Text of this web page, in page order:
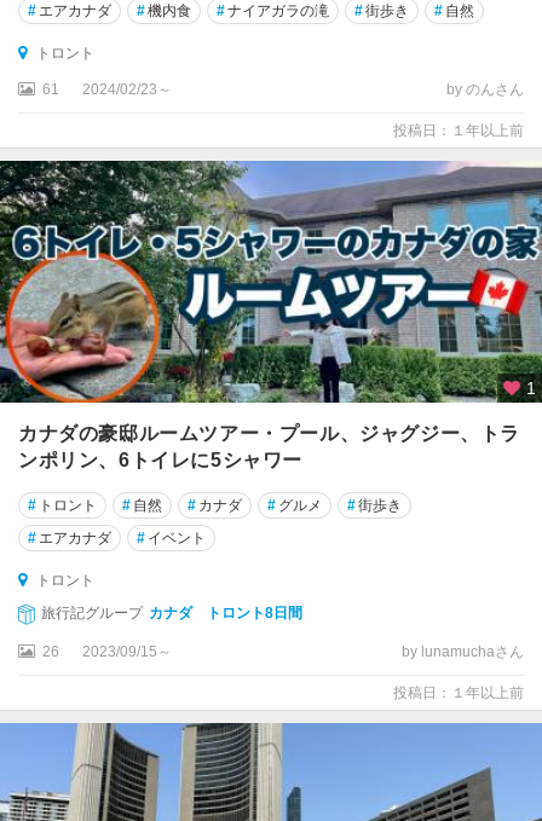
ウ
ィ
ア
ズ
・
レ
イ
ク
ウ
ィ
ン
ザ
ー
ウ
ー
タ
ー
ト
ン
周
モ
ン
# エアカナダ #機内食 #ナイアガラの滝 #街歩き # 自然
トロント
61 2024/02/23～ by のんさん
投稿日：１年以上前
1
カナダの豪邸ルームツアー・プール、ジャグジー、トラ
ンポリン、6トイレに5シャワー
# トロント # 自然 # カナダ # グルメ #街歩き
# エアカナダ # イベント
トロント
旅行記グループ カナダ トロント8日間
26 2023/09/15～ by lunamuchaさん
投稿日：１年以上前